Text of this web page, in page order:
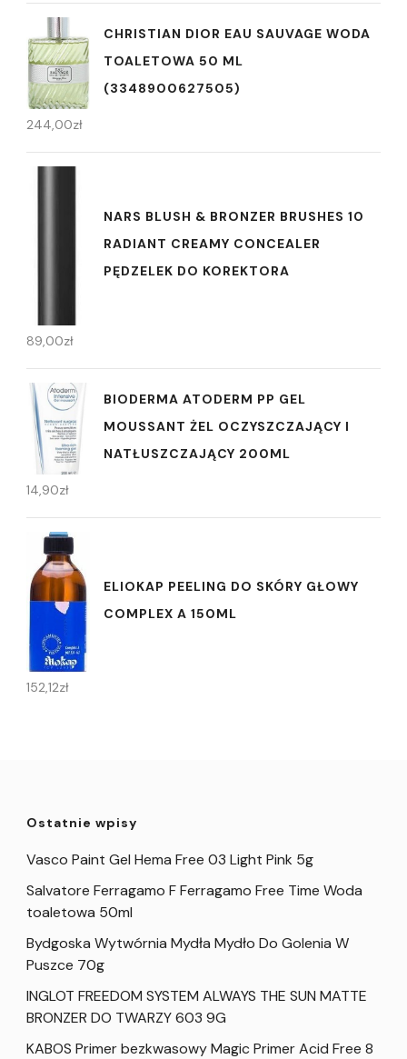
CHRISTIAN DIOR EAU SAUVAGE WODA
TOALETOWA 50 ML
(3348900627505)
244,00zł
NARS BLUSH & BRONZER BRUSHES 10
RADIANT CREAMY CONCEALER
PĘDZELEK DO KOREKTORA
89,00zł
BIODERMA ATODERM PP GEL
MOUSSANT ŻEL OCZYSZCZAJĄCY I
NATŁUSZCZAJĄCY 200ML
14,90zł
ELIOKAP PEELING DO SKÓRY GŁOWY
COMPLEX A 150ML
152,12zł
Ostatnie wpisy
Vasco Paint Gel Hema Free 03 Light Pink 5g
Salvatore Ferragamo F Ferragamo Free Time Woda
toaletowa 50ml
Bydgoska Wytwórnia Mydła Mydło Do Golenia W
Puszce 70g
INGLOT FREEDOM SYSTEM ALWAYS THE SUN MATTE
BRONZER DO TWARZY 603 9G
KABOS Primer bezkwasowy Magic Primer Acid Free 8